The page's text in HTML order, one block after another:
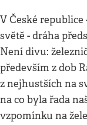
V České
světě - dráha
Není divu:
především z dob
z nejhustších na
na co byla řada
vzpomínku na